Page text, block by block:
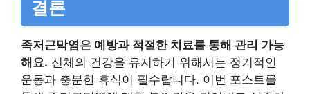
결론
족저근막염은 예방과 적절한 치료를 통해 관리 가능
해요. 신체의 건강을 유지하기 위해서는 정기적인
운동과 충분한 휴식이 필수랍니다. 이번 포스트를